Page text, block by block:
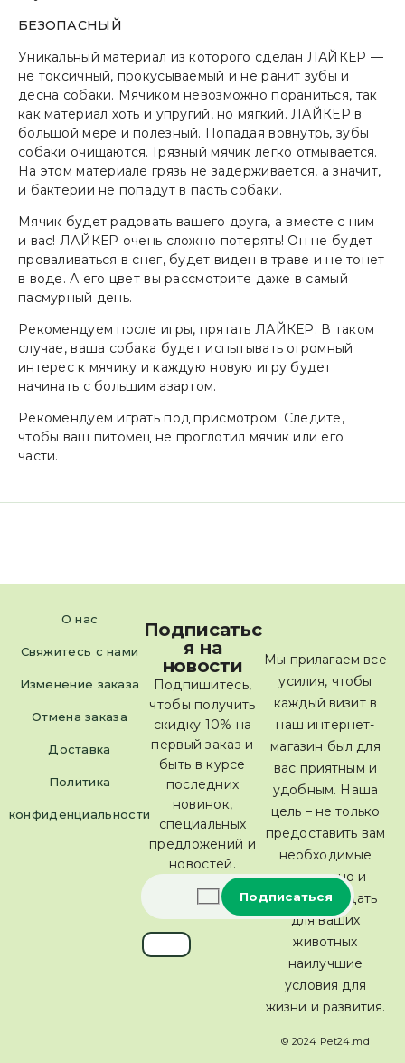
БЕЗОПАСНЫЙ
Уникальный материал из которого сделан ЛАЙКЕР —
не токсичный, прокусываемый и не ранит зубы и
дёсна собаки. Мячиком невозможно пораниться, так
как материал хоть и упругий, но мягкий. ЛАЙКЕР в
большой мере и полезный. Попадая вовнутрь, зубы
собаки очищаются. Грязный мячик легко отмывается.
На этом материале грязь не задерживается, а значит,
и бактерии не попадут в пасть собаки.
Мячик будет радовать вашего друга, а вместе с ним
и вас! ЛАЙКЕР очень сложно потерять! Он не будет
проваливаться в снег, будет виден в траве и не тонет
в воде. А его цвет вы рассмотрите даже в самый
пасмурный день.
Рекомендуем после игры, прятать ЛАЙКЕР. В таком
случае, ваша собака будет испытывать огромный
интерес к мячику и каждую новую игру будет
начинать с большим азартом.
Рекомендуем играть под присмотром. Следите,
чтобы ваш питомец не проглотил мячик или его
части.
О нас
Свяжитесь с нами
Изменение заказа
Отмена заказа
Доставка
Политика
конфиденциальности
Мы прилагаем все
усилия, чтобы
каждый визит в
наш интернет-
магазин был для
вас приятным и
удобным. Наша
цель – не только
предоставить вам
необходимые
товары, но и
помочь создать
для ваших
животных
наилучшие
условия для
жизни и развития.
© 2024 Pet24.md
Подписатьс
я на
новости
Подпишитесь,
чтобы получить
скидку 10% на
первый заказ и
быть в курсе
последних
новинок,
специальных
предложений и
новостей.